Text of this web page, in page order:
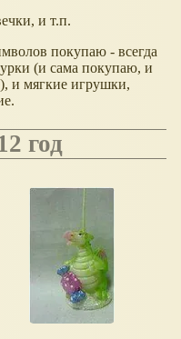
и т.п.
покупаю - всегда
(и сама покупаю, и
и мягкие игрушки,
год